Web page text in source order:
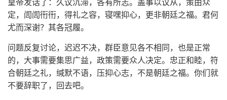
皇帝发话了：久议沉滞，各有所志。盖事以议从，策由众
定，訚訚衎衎，得礼之容，寝嘿抑心，更非朝廷之福。君何
尤而深谢？其各冠履。
问题反复讨论，迟迟不决，群臣意见各不相同，也是正常
的，大事需要集思广益，政策需要众人决定。忠正和睦，符
合朝廷之礼，缄默不语，压抑心志，不是朝廷之福。你们就
不要辞职了，回去吧。